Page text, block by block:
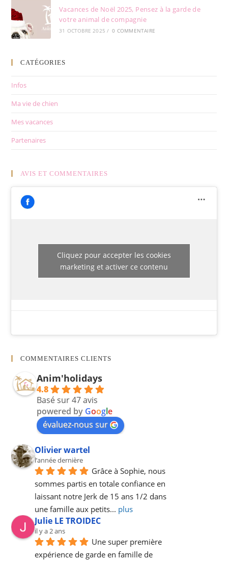
Vacances de Noël 2025, Pensez à la garde de
votre animal de compagnie
31 OCTOBRE 2025 / 0 COMMENTAIRE
CATÉGORIES
Infos
Ma vie de chien
Mes vacances
Partenaires
AVIS ET COMMENTAIRES
Cliquez pour accepter les cookies
marketing et activer ce contenu
COMMENTAIRES CLIENTS
Anim'holidays
4.8
Basé sur 47 avis
powered by Google
évaluez-nous sur
Olivier wartel
l’année dernière
Grâce à Sophie, nous
sommes partis en totale confiance en
laissant notre Jerk de 15 ans 1/2 dans
une famille aux petits... plus
Julie LE TROIDEC
il y a 2 ans
Une super première
expérience de garde en famille de